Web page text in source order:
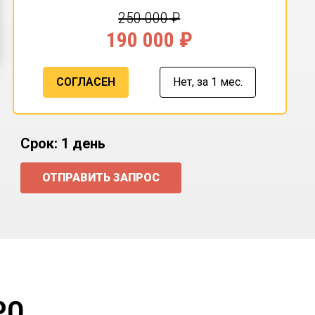
250 000₽
190 000 ₽
СОГЛАСЕН Нет, за 1 мес.
Срок: 1 день
ОТПРАВИТЬ ЗАПРОС